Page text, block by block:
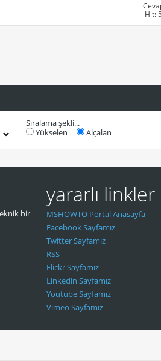
Hit:
Sıralama şekli...
Yükselen
Alçalan
bir
yararlı linkler
MSHOWTO Portal Anasayfa
Facebook Sayfamız
Twitter Sayfamız
RSS
Flickr Sayfamız
Linkedin Sayfamız
Youtube Sayfamız
Vimeo Sayfamız